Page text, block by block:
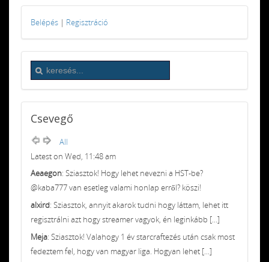
Belépés | Regisztráció
Csevegő
All
Latest on Wed, 11:48 am
Aeaegon: Sziasztok! Hogy lehet nevezni a HST-be?
@kaba777 van esetleg valami honlap erről? köszi!
alxird: Sziasztok, annyit akarok tudni hogy láttam, lehet itt
regisztrálni azt hogy streamer vagyok, én leginkább [...]
Meja: Sziasztok! Valahogy 1 év starcraftezés után csak most
fedeztem fel, hogy van magyar liga. Hogyan lehet [...]